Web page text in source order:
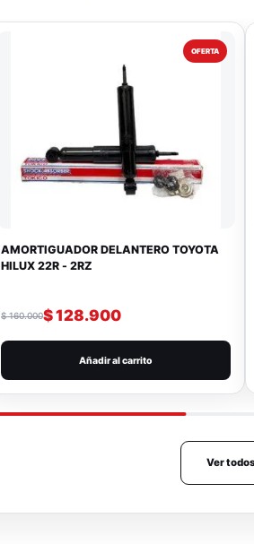
OFERTA
AMORTIGUADOR DELANTERO TOYOTA
HILUX 22R - 2RZ
$160.000$128.900
Añadir al carrito
Ver